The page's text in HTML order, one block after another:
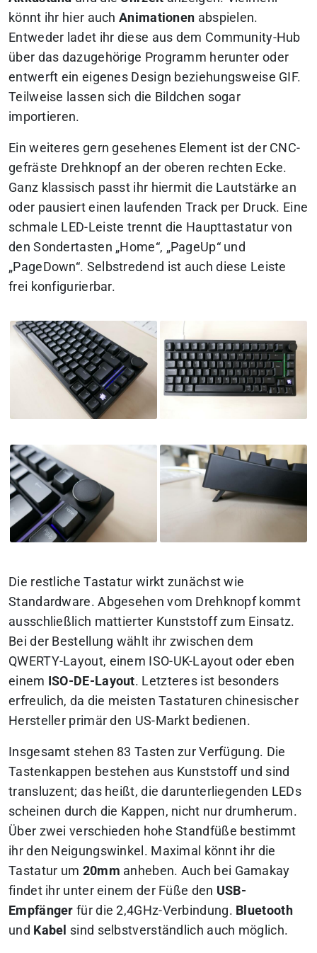
könnt ihr hier auchAnimationen abspielen.
Entweder ladet ihr diese aus dem Community-Hub
über das dazugehörige Programm herunter oder
entwerft ein eigenes Design beziehungsweise GIF.
Teilweise lassen sich die Bildchen sogar
importieren.
Ein weiteres gern gesehenes Element ist der CNC-
gefräste Drehknopf an der oberen rechten Ecke.
Ganz klassisch passt ihr hiermit die Lautstärke an
oder pausiert einen laufenden Track per Druck. Eine
schmale LED-Leiste trennt die Haupttastatur von
den Sondertasten „Home“, „PageUp“ und
„PageDown“. Selbstredend ist auch diese Leiste
frei konfigurierbar.
Die restliche Tastatur wirkt zunächst wie
Standardware. Abgesehen vom Drehknopf kommt
ausschließlich mattierter Kunststoff zum Einsatz.
Bei der Bestellung wählt ihr zwischen dem
QWERTY-Layout, einem ISO-UK-Layout oder eben
einem ISO-DE-Layout. Letzteres ist besonders
erfreulich, da die meisten Tastaturen chinesischer
Hersteller primär den US-Markt bedienen.
Insgesamt stehen 83 Tasten zur Verfügung. Die
Tastenkappen bestehen aus Kunststoff und sind
transluzent; das heißt, die darunterliegenden LEDs
scheinen durch die Kappen, nicht nur drumherum.
Über zwei verschieden hohe Standfüße bestimmt
ihr den Neigungswinkel. Maximal könnt ihr die
Tastatur um 20mm anheben. Auch bei Gamakay
findet ihr unter einem der Füße den USB-
Empfänger für die 2,4GHz-Verbindung. Bluetooth
und Kabel sind selbstverständlich auch möglich.